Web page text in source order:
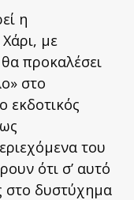
η
με
προκαλέσει
στο
εκδοτικός
του
ότι σ’ αυτό
στο δυστύχημα